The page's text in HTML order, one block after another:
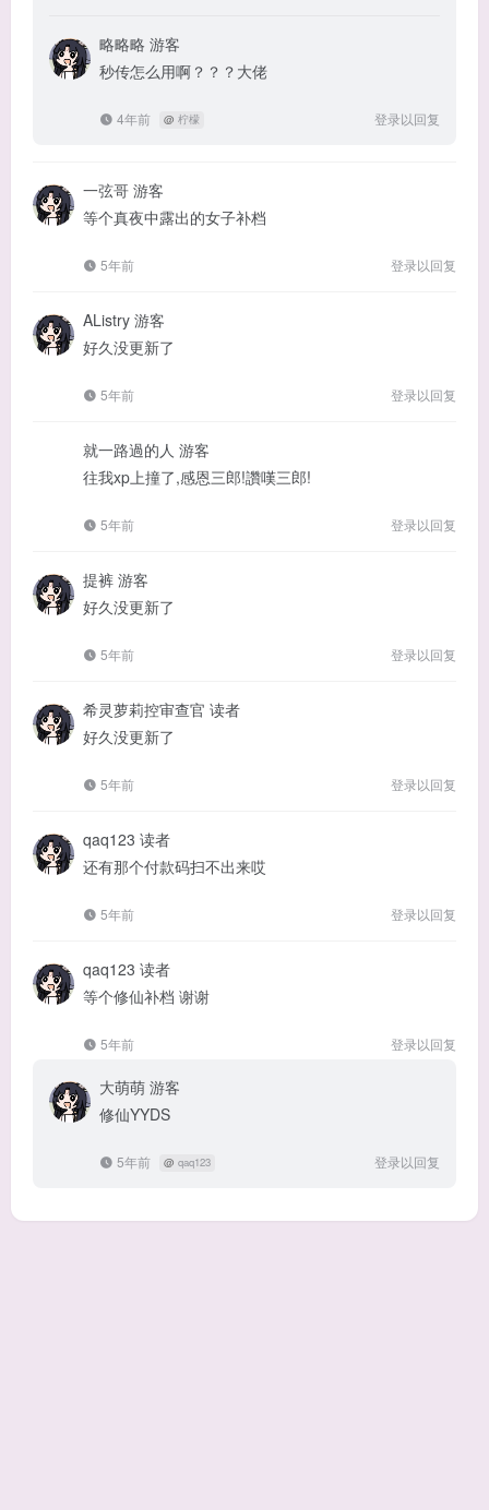
略略略 游客
秒传怎么用啊？？？大佬
4年前 @ 柠檬 登录以回复
一弦哥 游客
等个真夜中露出的女子补档
5年前 登录以回复
AListry 游客
好久没更新了
5年前 登录以回复
就一路過的人 游客
往我xp上撞了,感恩三郎!讚嘆三郎!
5年前 登录以回复
提裤 游客
好久没更新了
5年前 登录以回复
希灵萝莉控审查官 读者
好久没更新了
5年前 登录以回复
qaq123 读者
还有那个付款码扫不出来哎
5年前 登录以回复
qaq123 读者
等个修仙补档 谢谢
5年前 登录以回复
大萌萌 游客
修仙YYDS
5年前 @ qaq123 登录以回复